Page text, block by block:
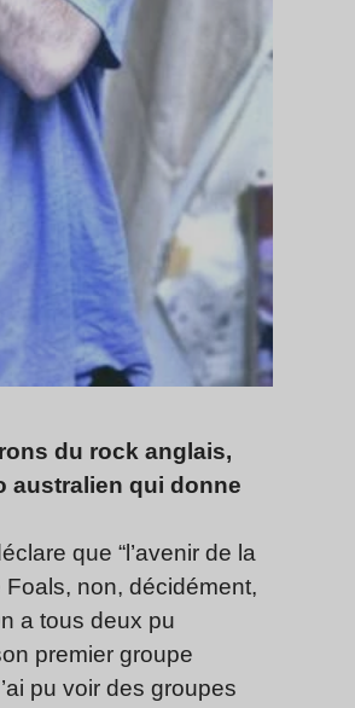
du rock anglais,
australien qui donne
que “l’avenir de la
Foals, non, décidément,
a tous deux pu
­premier groupe
pu voir des groupes